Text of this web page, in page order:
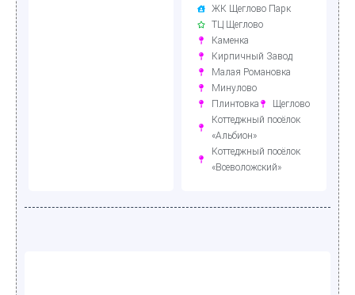
ЖК Щеглово Парк
ТЦ Щеглово
Каменка
Кирпичный Завод
Малая Романовка
Минулово
Плинтовка
Щеглово
Коттеджный посёлок
«Альбион»
Коттеджный посёлок
«Всеволожский»